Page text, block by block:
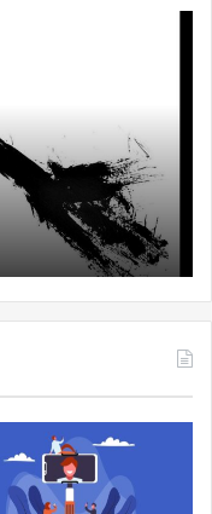
Feminismo